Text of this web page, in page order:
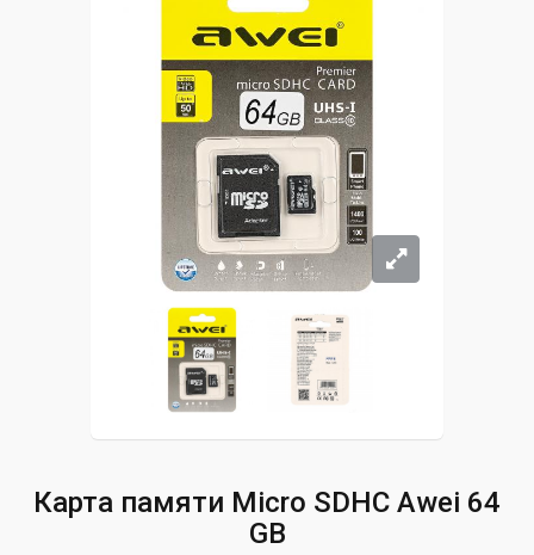
Карта памяти Micro SDHC Awei 64
GB